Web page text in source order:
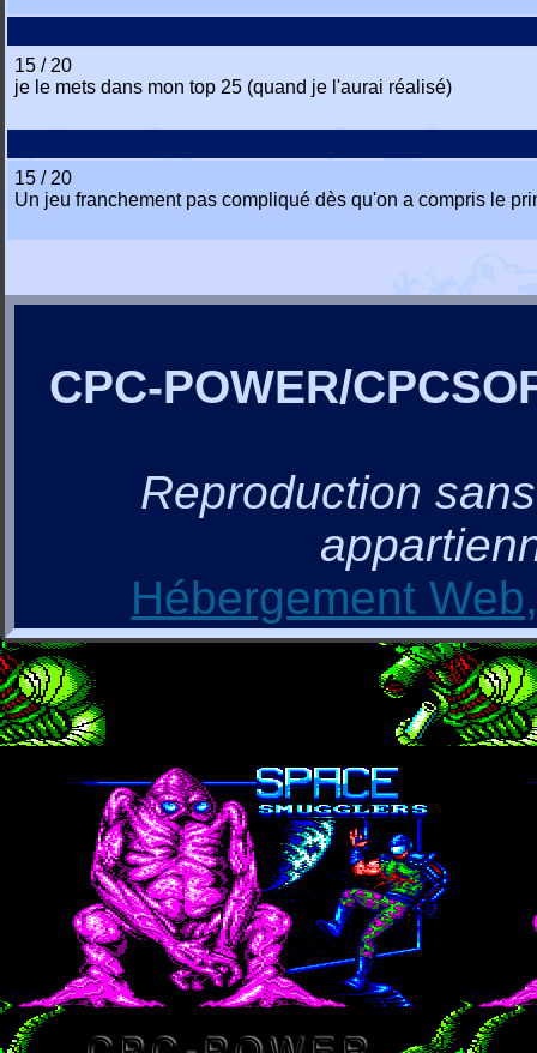
15 / 20
je le mets dans mon top 25 (quand je l'aurai réalisé)
15 / 20
Un jeu franchement pas compliqué dès qu'on a compris le
CPC-POWER/
Reproduction
Hébergement